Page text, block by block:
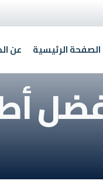
الصفحة الرئيسية عن